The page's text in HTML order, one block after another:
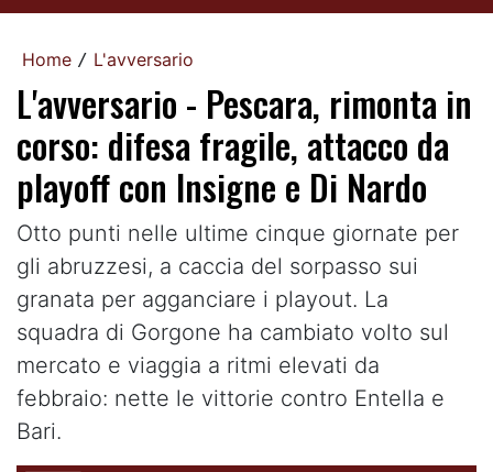
Home / L'avversario
L'avversario - Pescara, rimonta in
corso: difesa fragile, attacco da
playoff con Insigne e Di Nardo
Otto punti nelle ultime cinque giornate per
gli abruzzesi, a caccia del sorpasso sui
granata per agganciare i playout. La
squadra di Gorgone ha cambiato volto sul
mercato e viaggia a ritmi elevati da
febbraio: nette le vittorie contro Entella e
Bari.